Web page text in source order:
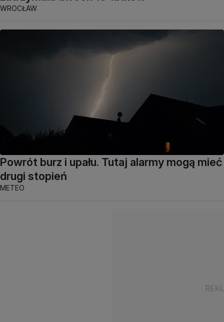
WROCŁAW
Powrót burz i upału. Tutaj alarmy mogą mieć
drugi stopień
METEO